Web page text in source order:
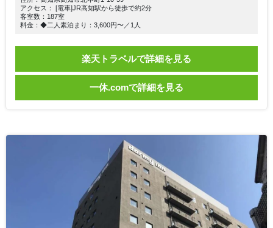
アクセス： [電車]JR高知駅から徒歩で約2分
客室数：187室
料金：◆二人素泊まり：3,600円〜／1人
楽天トラベルで詳細を見る
一休.comで詳細を見る